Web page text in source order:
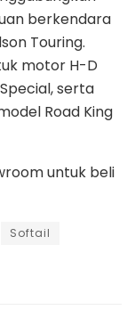
berkendara
Touring.
motor H-D
serta
Road King
untuk beli
Softail